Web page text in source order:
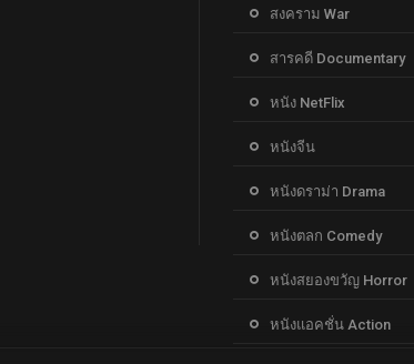
สงคราม War
สารคดี Documentary
หนัง NetFlix
หนังจีน
หนังดราม่า Drama
หนังตลก Comedy
หนังสยองขวัญ Horror
หนังแอคชั่น Action